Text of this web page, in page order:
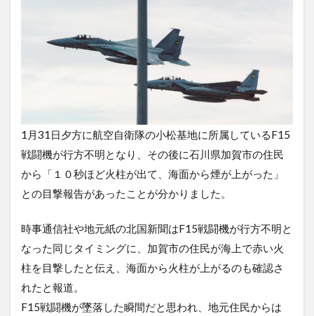
1月31日夕方に航空自衛隊の小松基地に所属しているF15
戦闘機が行方不明となり、その後に石川県加賀市の住民
から「１０秒ほど火柱が出て、海面から煙が上がった」
との目撃報告があったことが分かりました。
時事通信社や地元紙の北国新聞はF15戦闘機が行方不明と
なった同じタイミングに、加賀市の住民が海上で赤い火
柱を目撃したと伝え、海面から火柱が上がるのも確認さ
れたと報道。
F15戦闘機が墜落した瞬間だと思われ、地元住民からは